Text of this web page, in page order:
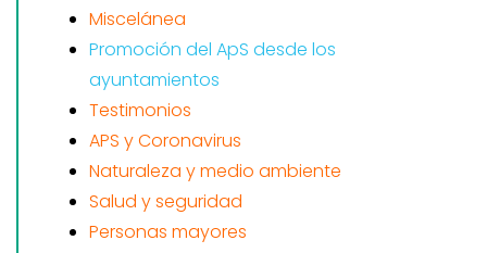
Miscelánea
Promoción del ApS desde los
ayuntamientos
Testimonios
APS y Coronavirus
Naturaleza y medio ambiente
Salud y seguridad
Personas mayores